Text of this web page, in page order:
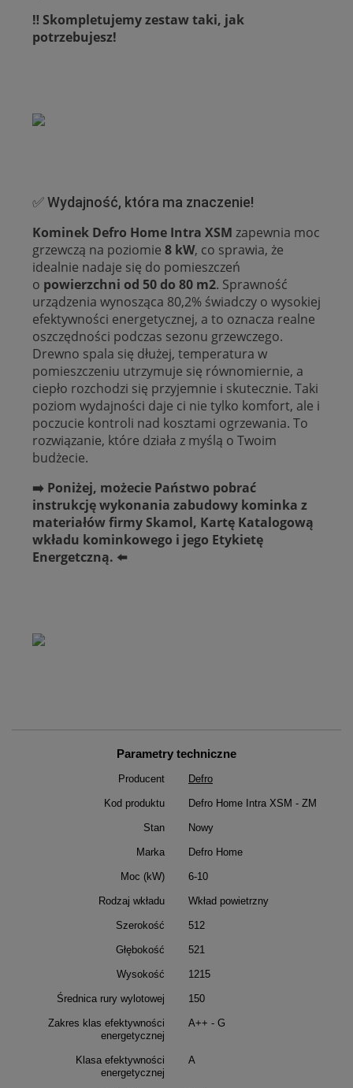
‼️ Skompletujemy zestaw taki, jak
potrzebujesz!
✅ Wydajność, która ma znaczenie!
Kominek Defro Home Intra XSM zapewnia moc
grzewczą na poziomie 8 kW, co sprawia, że
idealnie nadaje się do pomieszczeń
o powierzchni od 50 do 80 m2. Sprawność
urządzenia wynosząca 80,2% świadczy o wysokiej
efektywności energetycznej, a to oznacza realne
oszczędności podczas sezonu grzewczego.
Drewno spala się dłużej, temperatura w
pomieszczeniu utrzymuje się równomiernie, a
ciepło rozchodzi się przyjemnie i skutecznie. Taki
poziom wydajności daje ci nie tylko komfort, ale i
poczucie kontroli nad kosztami ogrzewania. To
rozwiązanie, które działa z myślą o Twoim
budżecie.
➡️ Poniżej, możecie Państwo pobrać
instrukcję wykonania zabudowy kominka z
materiałów firmy Skamol, Kartę Katalogową
wkładu kominkowego i jego Etykietę
Energetczną. ⬅️
Parametry techniczne
Producent Defro
Kod produktu Defro Home Intra XSM - ZM
Stan Nowy
Marka Defro Home
Moc (kW) 6-10
Rodzaj wkładu Wkład powietrzny
Szerokość 512
Głębokość 521
Wysokość 1215
Średnica rury wylotowej 150
Zakres klas efektywności
energetycznej
A++ - G
Klasa efektywności
energetycznej
A